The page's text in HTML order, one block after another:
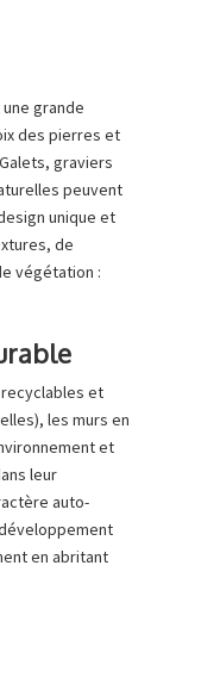
grande
des pierres et
graviers
peuvent
unique et
de
végétation :
et
les murs en
et
leur
auto-
en abritant